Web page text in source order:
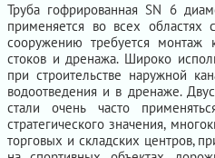
Труба гофрированная SN 6
применяется во всех областях
сооружению требуется монтаж
стоков и дренажа. Широко
при строительстве наружной
водоотведения и в дренаже.
стали очень часто
стратегического значения,
торговых и складских центров,